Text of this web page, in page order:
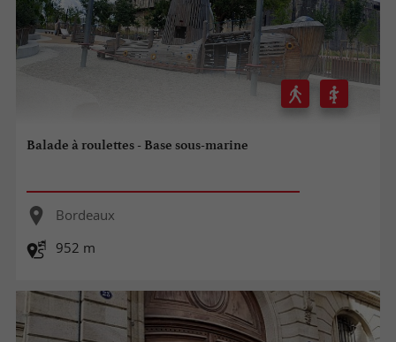
Balade à roulettes - Base sous-marine
Bordeaux
952 m